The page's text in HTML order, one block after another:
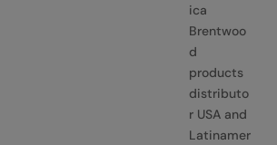
Brentwoo
d
products
distributo
r USA and
Latinamer